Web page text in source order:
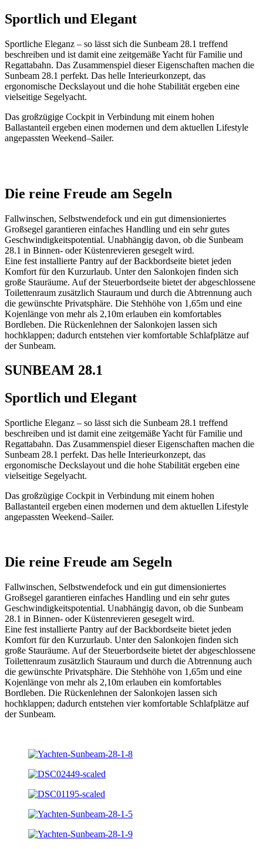
Sportlich und Elegant
Sportliche Eleganz – so lässt sich die Sunbeam 28.1 treffend
beschreiben und ist damit eine zeitgemäße Yacht für Familie und
Regattabahn. Das Zusammenspiel dieser Eigenschaften machen die
Sunbeam 28.1 perfekt. Das helle Interieurkonzept, das
ergonomische Deckslayout und die hohe Stabilität ergeben eine
vielseitige Segelyacht.
Das großzügige Cockpit in Verbindung mit einem hohen
Ballastanteil ergeben einen modernen und dem aktuellen Lifestyle
angepassten Weekend–Sailer.
Die reine Freude am Segeln
Fallwinschen, Selbstwendefock und ein gut dimensioniertes
Großsegel garantieren einfaches Handling und ein sehr gutes
Geschwindigkeitspotential. Unabhängig davon, ob die Sunbeam
28.1 in Binnen- oder Küstenrevieren gesegelt wird.
Eine fest installierte Pantry auf der Backbordseite bietet jeden
Komfort für den Kurzurlaub. Unter den Salonkojen finden sich
große Stauräume. Auf der Steuerbordseite bietet der abgeschlossene
Toilettenraum zusätzlich Stauraum und durch die Abtrennung auch
die gewünschte Privatsphäre. Die Stehhöhe von 1,65m und eine
Kojenlänge von mehr als 2,10m erlauben ein komfortables
Bordleben. Die Rückenlehnen der Salonkojen lassen sich
hochklappen; dadurch entstehen vier komfortable Schlafplätze auf
der Sunbeam.
SUNBEAM 28.1
Sportlich und Elegant
Sportliche Eleganz – so lässt sich die Sunbeam 28.1 treffend
beschreiben und ist damit eine zeitgemäße Yacht für Familie und
Regattabahn. Das Zusammenspiel dieser Eigenschaften machen die
Sunbeam 28.1 perfekt. Das helle Interieurkonzept, das
ergonomische Deckslayout und die hohe Stabilität ergeben eine
vielseitige Segelyacht.
Das großzügige Cockpit in Verbindung mit einem hohen
Ballastanteil ergeben einen modernen und dem aktuellen Lifestyle
angepassten Weekend–Sailer.
Die reine Freude am Segeln
Fallwinschen, Selbstwendefock und ein gut dimensioniertes
Großsegel garantieren einfaches Handling und ein sehr gutes
Geschwindigkeitspotential. Unabhängig davon, ob die Sunbeam
28.1 in Binnen- oder Küstenrevieren gesegelt wird.
Eine fest installierte Pantry auf der Backbordseite bietet jeden
Komfort für den Kurzurlaub. Unter den Salonkojen finden sich
große Stauräume. Auf der Steuerbordseite bietet der abgeschlossene
Toilettenraum zusätzlich Stauraum und durch die Abtrennung auch
die gewünschte Privatsphäre. Die Stehhöhe von 1,65m und eine
Kojenlänge von mehr als 2,10m erlauben ein komfortables
Bordleben. Die Rückenlehnen der Salonkojen lassen sich
hochklappen; dadurch entstehen vier komfortable Schlafplätze auf
der Sunbeam.